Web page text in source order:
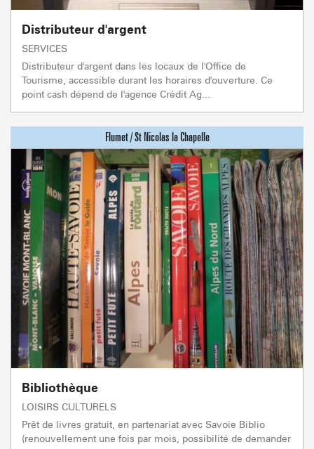
Distributeur d'argent
SERVICES
Distributeur d'argent dans les locaux de l'Office de
Tourisme, accessible durant les horaires d'ouverture. Ce
point cash dépend de l'agence Crédit Ag...
Bibliothèque
LOISIRS CULTURELS
Prêt de livres gratuit, en partenariat avec Savoie Biblio
(renouvellement une fois par mois, possibilité de demander